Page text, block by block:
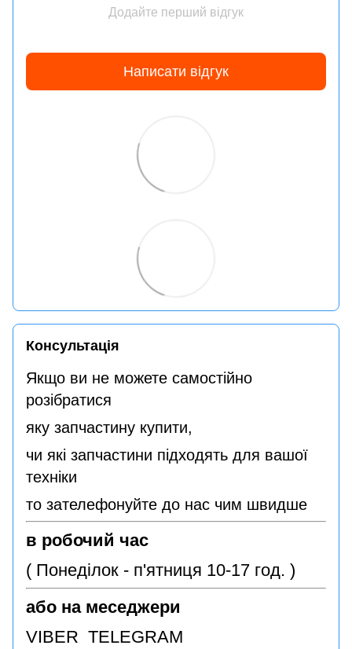
Додайте перший відгук
Написати відгук
Консультація
Якщо ви не можете самостійно
розібратися
яку запчастину купити,
чи які запчастини підходять для вашої
техніки
то зателефонуйте до нас чим швидше
в робочий час
( Понеділок - п'ятниця 10-17 год. )
або на меседжери
VIBER TELEGRAM